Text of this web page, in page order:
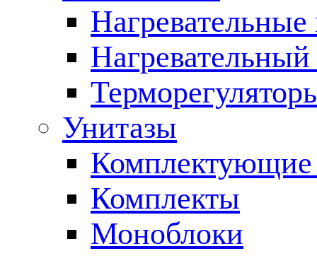
Нагревательный
Унитазы
Комплектующие
Комплекты
Моноблоки